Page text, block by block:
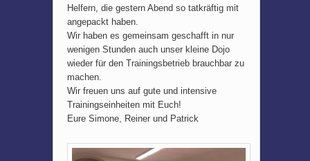
Helfern, die gestern Abend so tatkräftig mit
angepackt haben.
Wir haben es gemeinsam geschafft in nur
wenigen Stunden auch unser kleine Dojo
wieder für den Trainingsbetrieb brauchbar zu
machen.
Wir freuen uns auf gute und intensive
Trainingseinheiten mit Euch!
Eure Simone, Reiner und Patrick